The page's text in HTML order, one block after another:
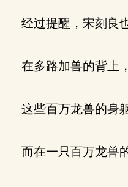
经过提醒，宋刻良
在多路加兽的背上
这些百万龙兽的身
而在一只百万龙兽